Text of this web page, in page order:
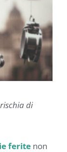
di
ferite non